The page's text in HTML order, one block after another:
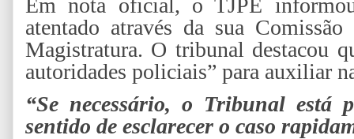
Em nota oficial, o TJPE
atentado através da sua
Magistratura. O tribunal destacou
autoridades policiais” para auxiliar
“Se necessário, o Tribunal está
sentido de esclarecer o caso